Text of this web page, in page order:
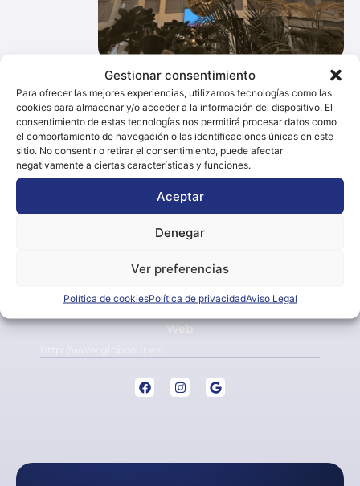
Gestionar consentimiento
Para ofrecer las mejores experiencias, utilizamos tecnologías como las
cookies para almacenar y/o acceder a la información del dispositivo. El
consentimiento de estas tecnologías nos permitirá procesar datos como
el comportamiento de navegación o las identificaciones únicas en este
sitio. No consentir o retirar el consentimiento, puede afectar
negativamente a ciertas características y funciones.
Aceptar
Denegar
Ver preferencias
Política de cookiesPolítica de privacidadAviso Legal
Contacto
Dirección
Camino Los Partidores N·46A, C.p.: 30152 Aljucer -
Teléfono
Email
infoempresas100@gmail.com
Web